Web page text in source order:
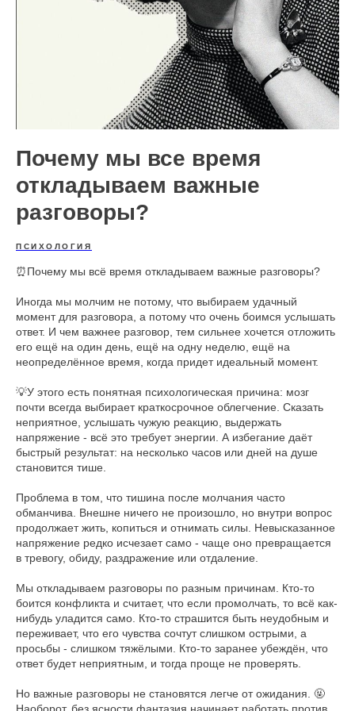
Почему мы все время
откладываем важные
разговоры?
ПСИХОЛОГИЯ
⏰Почему мы всё время откладываем важные разговоры?
Иногда мы молчим не потому, что выбираем удачный
момент для разговора, а потому что очень боимся услышать
ответ. И чем важнее разговор, тем сильнее хочется отложить
его ещё на один день, ещё на одну неделю, ещё на
неопределённое время, когда придет идеальный момент.
💡У этого есть понятная психологическая причина: мозг
почти всегда выбирает краткосрочное облегчение. Сказать
неприятное, услышать чужую реакцию, выдержать
напряжение - всё это требует энергии. А избегание даёт
быстрый результат: на несколько часов или дней на душе
становится тише.
Проблема в том, что тишина после молчания часто
обманчива. Внешне ничего не произошло, но внутри вопрос
продолжает жить, копиться и отнимать силы. Невысказанное
напряжение редко исчезает само - чаще оно превращается
в тревогу, обиду, раздражение или отдаление.
Мы откладываем разговоры по разным причинам. Кто-то
боится конфликта и считает, что если промолчать, то всё как-
нибудь уладится само. Кто-то страшится быть неудобным и
переживает, что его чувства сочтут слишком острыми, а
просьбы - слишком тяжёлыми. Кто-то заранее убеждён, что
ответ будет неприятным, и тогда проще не проверять.
Но важные разговоры не становятся легче от ожидания. 🤬